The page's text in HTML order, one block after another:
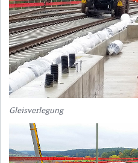
Gleisverlegung